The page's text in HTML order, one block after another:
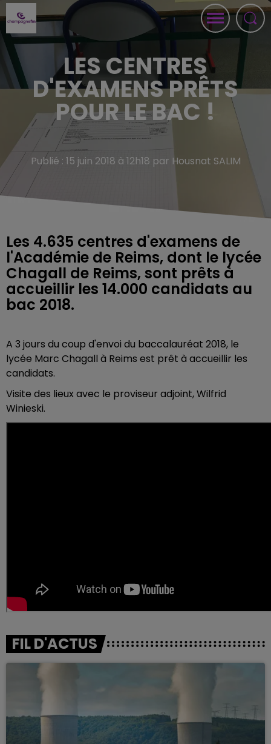
LES CENTRES
D'EXAMENS PRÊTS
POUR LE BAC !
Publié : 15 juin 2018 à 12h18 par Housnat SALIM
Les 4.635 centres d'examens de
l'Académie de Reims, dont le lycée
Chagall de Reims, sont prêts à
accueillir les 14.000 candidats au
bac 2018.
A 3 jours du coup d'envoi du baccalauréat 2018, le
lycée Marc Chagall à Reims est prêt à accueillir les
candidats.
Visite des lieux avec le proviseur adjoint, Wilfrid
Winieski.
FIL D'ACTUS